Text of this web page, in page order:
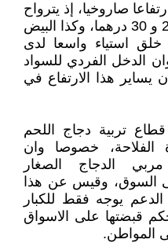
صاروخيا، إذ يترواح
سعر الكيلوغرام الواحد مابين 25 و 30 درهما، وكذا البيض
خلق استياء واسعا لدى
الدخل الفردي للسواد
يساير هذا الارتفاع في
تربية دجاج اللحم
الفلاحة، خصوصا وان
الدجاج الصغار
السوق، وقيس عن هذا
يوجه فقط للكبار
قبضتها على الاسواق
المواطن.